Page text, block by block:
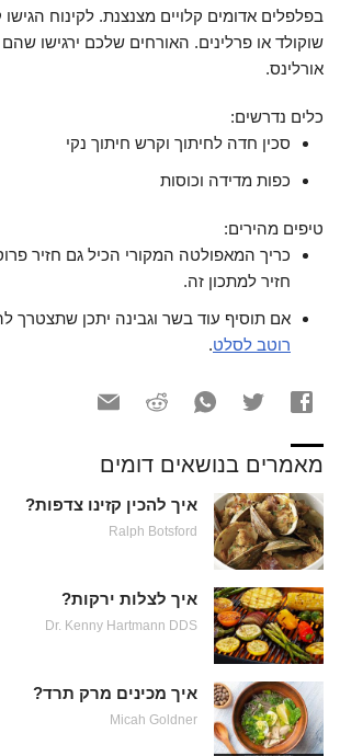
בפלפלים אדומים קלויים מצנצנת. לקינוח הגישו
שוקולד או פרלינים. האורחים שלכם ירגישו שהם
אורלינס.
כלים נדרשים:
סכין חדה לחיתוך וקרש חיתוך נקי
כפות מדידה וכוסות
טיפים מהירים:
כריך המאפולטה המקורי הכיל גם חזיר
חזיר למתכון זה.
אם תוסיף עוד בשר וגבינה יתכן שתצטרך
רוטב לסלט.
מאמרים בנושאים דומים
איך להכין קזינו צדפות?
Ralph Botsford
איך לצלות ירקות?
Dr. Kenny Hartmann DDS
איך מכינים מרק תרד?
Micah Goldner